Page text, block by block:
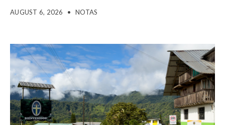
AUGUST 6, 2026 • NOTAS